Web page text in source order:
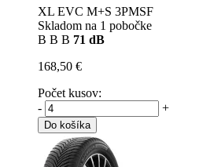
XL EVC M+S 3PMSF
Skladom na 1 pobočke
B B B 71 dB
168,50 €
Počet kusov:
-
+
Do košíka